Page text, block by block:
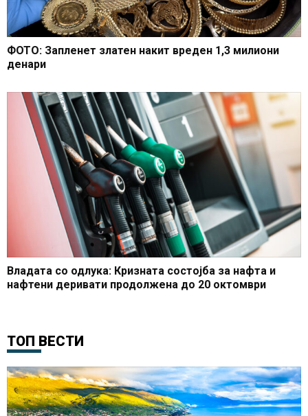
ФОТО: Запленет златен накит вреден 1,3 милиони
денари
Владата со одлука: Кризната состојба за нафта и
нафтени деривати продолжена до 20 октомври
ТОП ВЕСТИ